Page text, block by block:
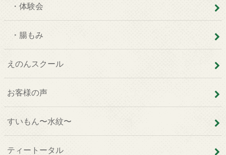
・体験会
・腸もみ
えのんスクール
お客様の声
すいもん〜水紋〜
ティートータル